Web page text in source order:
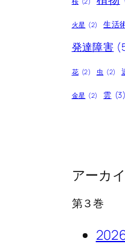
火星 (2) 生活
発達障害
花 (2) 虫 (2)
金星 (2) 雲 (3)
アーカ
第３巻